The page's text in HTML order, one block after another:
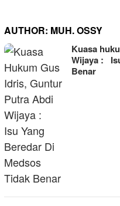
AUTHOR: MUH. OSSY
Kuasa
Wijaya :
Benar